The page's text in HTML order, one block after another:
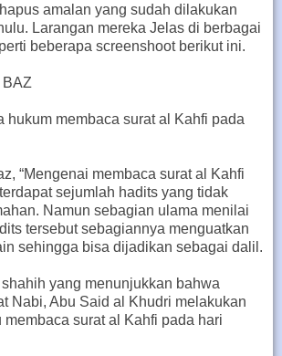
amalan yang sudah dilakukan
Larangan mereka Jelas di berbagai
beberapa screenshoot berikut ini.
BAZ
hukum membaca surat al Kahfi pada
“Mengenai membaca surat al Kahfi
sejumlah hadits yang tidak
Namun sebagian ulama menilai
tersebut sebagiannya menguatkan
sehingga bisa dijadikan sebagai dalil.
yang menunjukkan bahwa
Nabi, Abu Said al Khudri melakukan
membaca surat al Kahfi pada hari